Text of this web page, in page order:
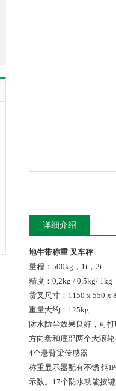
详细介绍
地牛带称重 叉车秤
量程：500kg，1t，2t
精度：0,2kg / 0,5kg/ 1kg
货叉尺寸：1150 x 550 x
重量大约：125kg
防水防尘效果良好，可
方向盘和底部两个大滚
4个悬臂梁传感器
称重显示器配有不锈 钢
示数。17个防水功能按